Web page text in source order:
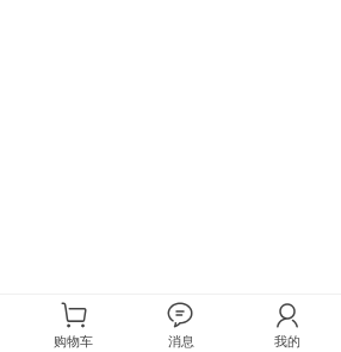
购物车 消息 我的